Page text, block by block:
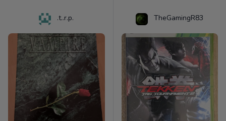
.t..r.p. TheGamingR83